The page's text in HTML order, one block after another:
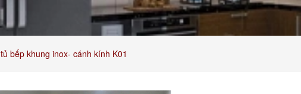
tủ bếp khung inox- cánh kính K01